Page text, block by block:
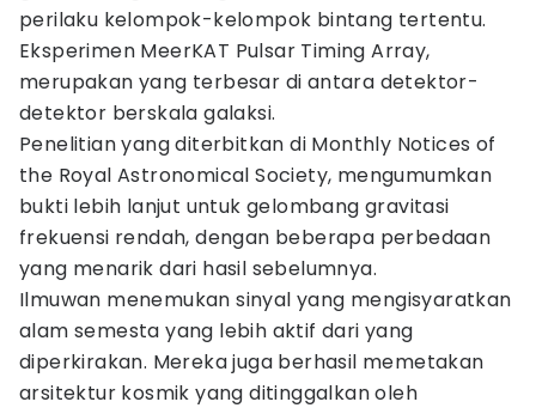
perilaku kelompok-kelompok bintang tertentu.
Eksperimen MeerKAT Pulsar Timing Array,
merupakan yang terbesar di antara detektor-
detektor berskala galaksi.
Penelitian yang diterbitkan di Monthly Notices of
the Royal Astronomical Society, mengumumkan
bukti lebih lanjut untuk gelombang gravitasi
frekuensi rendah, dengan beberapa perbedaan
yang menarik dari hasil sebelumnya.
Ilmuwan menemukan sinyal yang mengisyaratkan
alam semesta yang lebih aktif dari yang
diperkirakan. Mereka juga berhasil memetakan
arsitektur kosmik yang ditinggalkan oleh